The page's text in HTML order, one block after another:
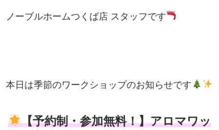
ノーブルホームつくば店 スタッフです
本日は季節のワークショップのお知らせです
【予約制・参加無料！】アロマワッ